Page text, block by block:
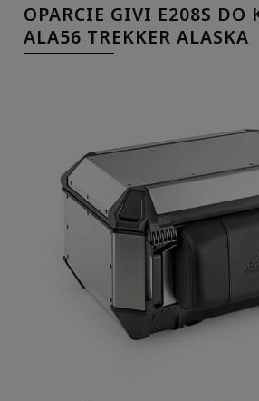
OPARCIE GIVI E208S DO
ALA56 TREKKER ALASKA